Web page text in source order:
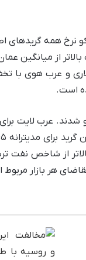
نفت سوپر لایت برای اوت تنها ۱۵
است.
نیز با کاهش ۸ دلاری، ۴٫۶۰
هر بازار